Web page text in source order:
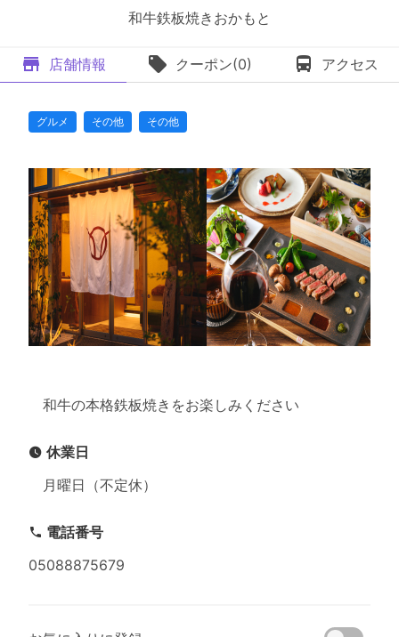
和牛鉄板焼きおかもと
店舗情報 クーポン(0) アクセス
グルメ その他 その他
和牛の本格鉄板焼きをお楽しみください
休業日
月曜日（不定休）
電話番号
05088875679